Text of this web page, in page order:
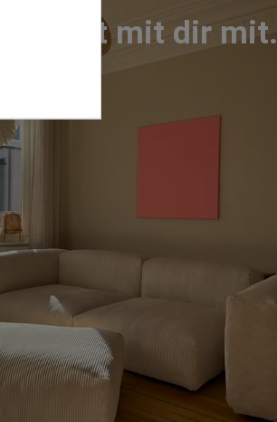
Wächst mit dir mit.